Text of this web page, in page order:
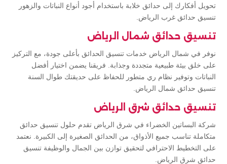
تحويل أفكارك إلى حدائق خلابة باستخدام أجود أنواع النباتات والزهور
تنسيق حدائق غرب الرياض.
تنسيق حدائق شمال الرياض
نوفر في شمال الرياض خدمات تنسيق الحدائق بأعلى جودة، مع التركيز
على خلق بيئة طبيعية متجددة وجذابة. فريقنا يضمن اختيار أفضل
النباتات وتوفير نظام ري متطور للحفاظ على حديقتك طوال السنة
تنسيق حدائق شمال الرياض.
تنسيق حدائق شرق الرياض
شركة البساتين الخضراء في شرق الرياض تقدم حلول تنسيق حدائق
متكاملة تناسب جميع الأذواق، من الحدائق الصغيرة إلى الكبيرة. نعتمد
على التخطيط الاحترافي لتحقيق توازن بين الجمال والوظيفة تنسيق
حدائق شرق الرياض.